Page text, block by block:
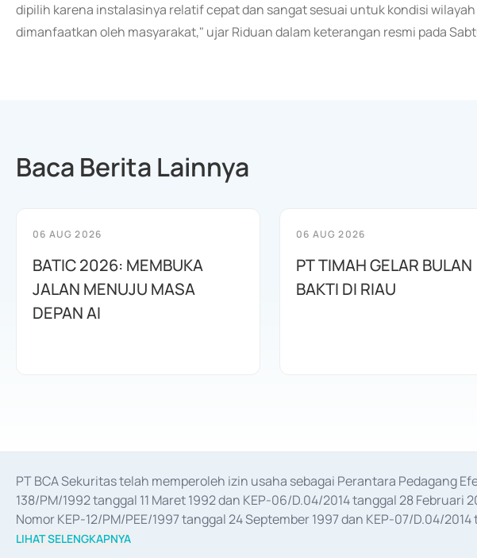
dipilih karena instalasinya relatif cepat dan sangat sesuai untuk kondisi
dimanfaatkan oleh masyarakat," ujar Riduan dalam keterangan resmi pada
Baca Berita Lainnya
06 AUG 2026
BATIC 2026: MEMBUKA
JALAN MENUJU MASA
DEPAN AI
06 AUG 2026
PT TIMAH GELAR BULAN
BAKTI DI RIAU
PT BCA Sekuritas telah memperoleh izin usaha sebagai Perantara Pedagang
138/PM/1992 tanggal 11 Maret 1992 dan KEP-06/D.04/2014 tanggal 28
Nomor KEP-12/PM/PEE/1997 tanggal 24 September 1997 dan KEP-07/D.04/
merger, akuisisi, divestasi, dan
LIHAT SELENGKAPNYA